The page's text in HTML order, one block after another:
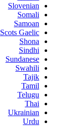
Slovenian
Somali
Samoan
Scots Gaelic
Shona
Sindhi
Sundanese
Swahili
Tajik
Tamil
Telugu
Thai
Ukrainian
Urdu